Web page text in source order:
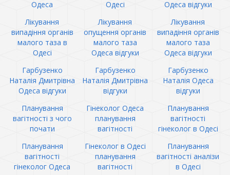
Одеса
Одесі
Одеса відгуки
Лікування
випадіння органів
малого таза в
Одесі
Лікування
опущення органів
малого таза
Одеса відгуки
Лікування
випадіння органів
малого таза
Одеса відгуки
Гарбузенко
Наталія Дмитрівна
Одеса відгуки
Гарбузенко
Наталія Дмитрівна
відгуки
Гарбузенко
Наталія Одеса
відгуки
Планування
вагітності з чого
почати
Гінеколог Одеса
планування
вагітності
Планування
вагітності
гінеколог в Одесі
Планування
вагітності
гінеколог Одеса
Гінеколог в Одесі
планування
вагітності
Планування
вагітності аналізи
в Одесі